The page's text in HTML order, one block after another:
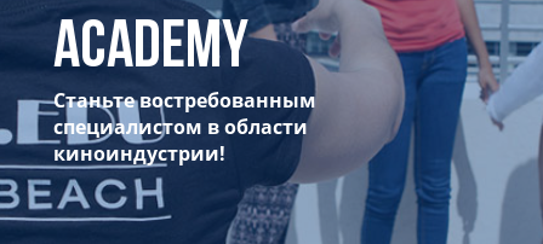
Academy
Станьте востребованным
специалистом в области
киноиндустрии!